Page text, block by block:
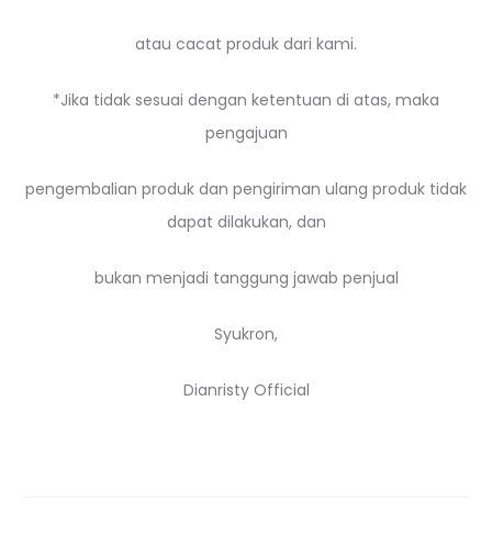
atau cacat produk dari kami.
*Jika tidak sesuai dengan ketentuan di atas, maka
pengajuan
pengembalian produk dan pengiriman ulang produk tidak
dapat dilakukan, dan
bukan menjadi tanggung jawab penjual
Syukron,
Dianristy Official